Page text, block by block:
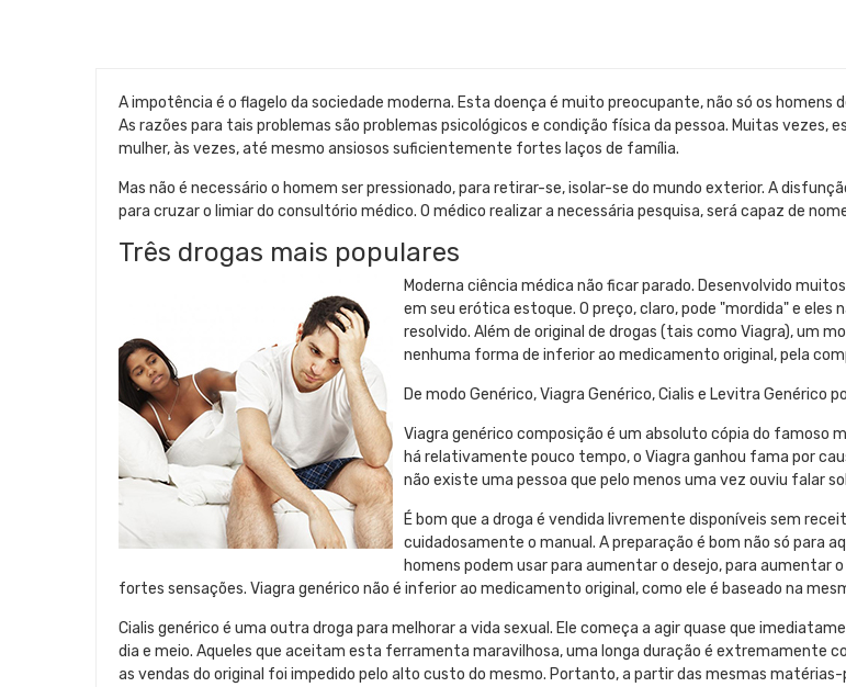
A impotência é o flagelo da sociedade moderna. Esta doença é muito preocupante, não só os
As razões para tais problemas são problemas psicológicos e condição física da pessoa. Muitas vezes,
mulher, às vezes, até mesmo ansiosos suficientemente fortes laços de família.
Mas não é necessário o homem ser pressionado, para retirar-se, isolar-se do mundo exterior. A
para cruzar o limiar do consultório médico. O médico realizar a necessária pesquisa, será capaz de
Três drogas mais populares
Moderna ciência médica não ficar parado. Desenvolvido
em seu erótica estoque. O preço, claro, pode "mordida" e
resolvido. Além de original de drogas (tais como Viagra), um
nenhuma forma de inferior ao medicamento original, pela
De modo Genérico, Viagra Genérico, Cialis e Levitra
Viagra genérico composição é um absoluto cópia do famoso
há relativamente pouco tempo, o Viagra ganhou fama por
não existe uma pessoa que pelo menos uma vez ouviu falar
É bom que a droga é vendida livremente disponíveis sem
cuidadosamente o manual. A preparação é bom não só para
homens podem usar para aumentar o desejo, para aumentar
fortes sensações. Viagra genérico não é inferior ao medicamento original, como ele é baseado na
Cialis genérico é uma outra droga para melhorar a vida sexual. Ele começa a agir quase que
dia e meio. Aqueles que aceitam esta ferramenta maravilhosa, uma longa duração é extremamente
as vendas do original foi impedido pelo alto custo do mesmo. Portanto, a partir das mesmas